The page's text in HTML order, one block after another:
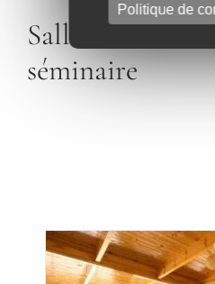
Politique de
Salle de
séminaire